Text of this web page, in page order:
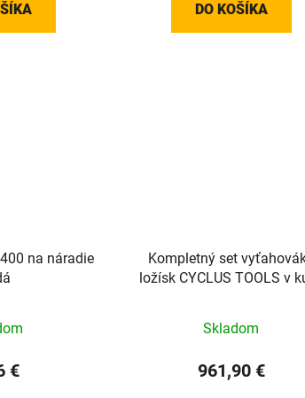
DO KOŠÍKA
na náradie
€
Kompletný set
ložísk CYCLUS TOOLS v
Skladom
961,90 €